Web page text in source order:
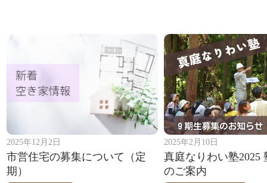
2025年12月2日
市営住宅の募集について（定
期）
2025年2月10日
真庭なりわい塾2025
のご案内